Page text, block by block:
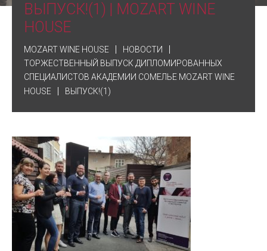
ВЫПУСК!(1) | MOZART WINE
HOUSE
MOZART WINE HOUSE
НОВОСТИ
ТОРЖЕСТВЕННЫЙ ВЫПУСК ДИПЛОМИРОВАННЫХ
СПЕЦИАЛИСТОВ АКАДЕМИИ СОМЕЛЬЕ MOZART WINE
HOUSE
ВЫПУСК!(1)